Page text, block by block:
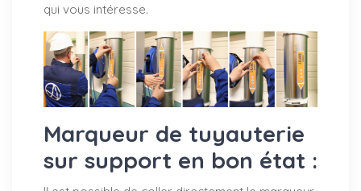
qui vous intéresse.
Marqueur de tuyauterie
sur support en bon état :